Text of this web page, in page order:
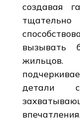
создавая
вызывать
детали